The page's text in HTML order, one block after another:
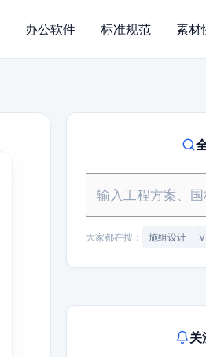
办公软件 标准规范 素材
大家都在搜： 施组设计
关